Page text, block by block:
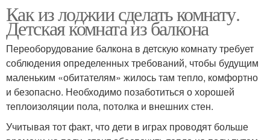
Как из лоджии сделать комнату.
Детская комната из балкона
Переоборудование балкона в детскую комнату требует
соблюдения определенных требований, чтобы будущим
маленьким «обитателям» жилось там тепло, комфортно
и безопасно. Необходимо позаботиться о хорошей
теплоизоляции пола, потолка и внешних стен.
Учитывая тот факт, что дети в играх проводят больше